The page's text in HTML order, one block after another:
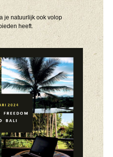
je natuurlijk ook volop
heeft.